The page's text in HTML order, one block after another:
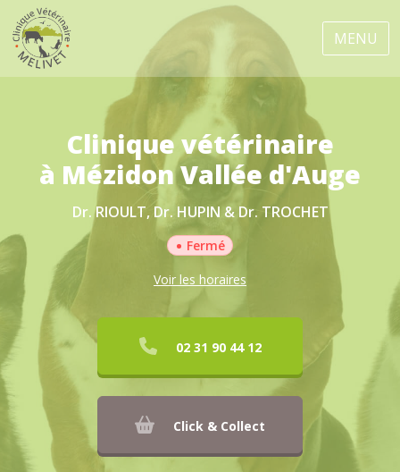
MENU
Clinique vétérinaire
à Mézidon Vallée d'Auge
Dr. RIOULT, Dr. HUPIN & Dr. TROCHET
• Fermé
Voir les horaires
02 31 90 44 12
Click & Collect